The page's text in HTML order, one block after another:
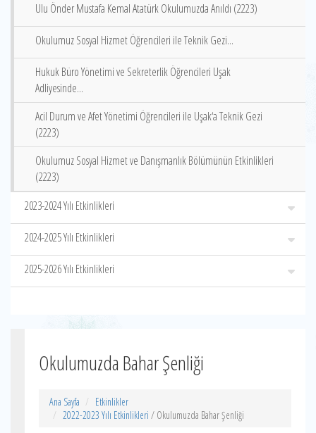
Ulu Önder Mustafa Kemal Atatürk Okulumuzda Anıldı (2223)
Okulumuz Sosyal Hizmet Öğrencileri ile Teknik Gezi...
Hukuk Büro Yönetimi ve Sekreterlik Öğrencileri Uşak
Adliyesinde...
Acil Durum ve Afet Yönetimi Öğrencileri ile Uşak‘a Teknik Gezi
(2223)
Okulumuz Sosyal Hizmet ve Danışmanlık Bölümünün Etkinlikleri
(2223)
2023-2024 Yılı Etkinlikleri
2024-2025 Yılı Etkinlikleri
2025-2026 Yılı Etkinlikleri
Okulumuzda Bahar Şenliği
Ana Sayfa
Etkinlikler
2022-2023 Yılı Etkinlikleri / Okulumuzda Bahar Şenliği